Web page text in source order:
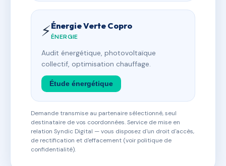
⚡Énergie Verte Copro
ÉNERGIE
Audit énergétique, photovoltaïque
collectif, optimisation chauffage.
Étude énergétique
Demande transmise au partenaire sélectionné, seul
destinataire de vos coordonnées. Service de mise en
relation Syndic Digital — vous disposez d'un droit d'accès,
de rectification et d'effacement (voir politique de
confidentialité).